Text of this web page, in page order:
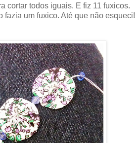
cortar todos iguais. E fiz 11 fuxicos.
fazia um fuxico. Até que não esqueci!